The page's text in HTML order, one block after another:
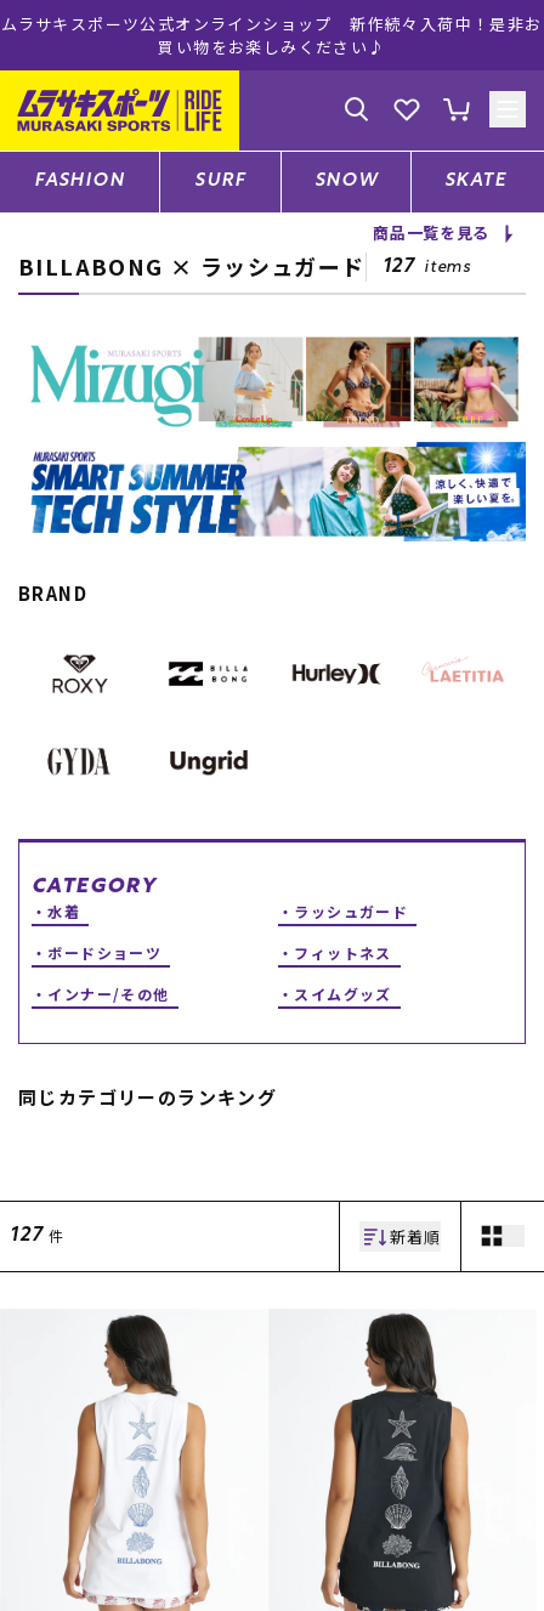
ムラサキスポーツ公式オンラインショップ 新作続々入荷中！是非お
買い物をお楽しみください♪
ゲスト様
ログイン 会員登録
店舗一覧
CATEGORY
ファッションTOP
サーフTOP
スケートTOP
CONTENTS
特集一覧
覧
スタッフスナップ
フ
中古/アウトレット スノ
ー
会員ランク
アフターサポート
よくある質問
店舗一覧
お問い合わせ
ムラサキスポーツ 公式アプリ
ポイント・クーポンもこのアプリで！
FASHION SURF SNOW SKATE
商品一覧を見る
BILLABONG × ラッシュガード 127 items
BRAND
CATEGORY
水着
ラッシュガード
ボードショーツ
フィットネス
インナー/その他
スイムグッズ
同じカテゴリーのランキング
127 件 新着順